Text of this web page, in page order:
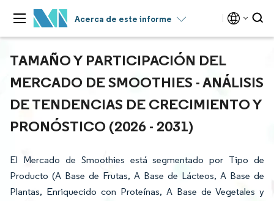
Acerca de este informe
TAMAÑO Y PARTICIPACIÓN DEL
MERCADO DE SMOOTHIES - ANÁLISIS
DE TENDENCIAS DE CRECIMIENTO Y
PRONÓSTICO (2026 - 2031)
El Mercado de Smoothies está segmentado por Tipo de
Producto (A Base de Frutas, A Base de Lácteos, A Base de
Plantas, Enriquecido con Proteínas, A Base de Vegetales y